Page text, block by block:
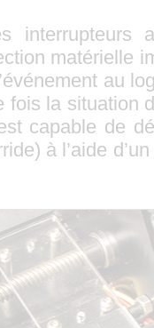
interrupteurs
matérielle
au
fois la situation
capable de
à l’aide d’un